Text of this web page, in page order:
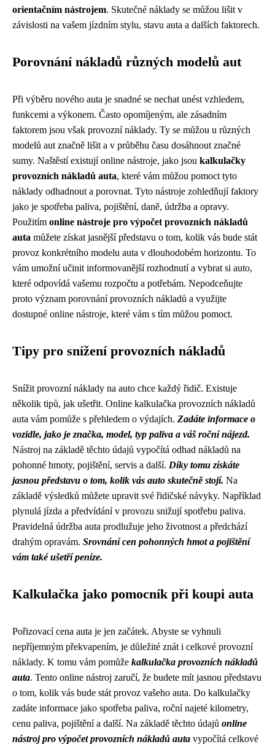
orientačním nástrojem. Skutečné náklady se můžou lišit v
závislosti na vašem jízdním stylu, stavu auta a dalších faktorech.
Porovnání nákladů různých modelů aut
Při výběru nového auta je snadné se nechat unést vzhledem,
funkcemi a výkonem. Často opomíjeným, ale zásadním
faktorem jsou však provozní náklady. Ty se můžou u různých
modelů aut značně lišit a v průběhu času dosáhnout značné
sumy. Naštěstí existují online nástroje, jako jsou kalkulačky
provozních nákladů auta, které vám můžou pomoct tyto
náklady odhadnout a porovnat. Tyto nástroje zohledňují faktory
jako je spotřeba paliva, pojištění, daně, údržba a opravy.
Použitím online nástroje pro výpočet provozních nákladů
auta můžete získat jasnější představu o tom, kolik vás bude stát
provoz konkrétního modelu auta v dlouhodobém horizontu. To
vám umožní učinit informovanější rozhodnutí a vybrat si auto,
které odpovídá vašemu rozpočtu a potřebám. Nepodceňujte
proto význam porovnání provozních nákladů a využijte
dostupné online nástroje, které vám s tím můžou pomoct.
Tipy pro snížení provozních nákladů
Snížit provozní náklady na auto chce každý řidič. Existuje
několik tipů, jak ušetřit. Online kalkulačka provozních nákladů
auta vám pomůže s přehledem o výdajích. Zadáte informace o
vozidle, jako je značka, model, typ paliva a váš roční nájezd.
Nástroj na základě těchto údajů vypočítá odhad nákladů na
pohonné hmoty, pojištění, servis a další. Díky tomu získáte
jasnou představu o tom, kolik vás auto skutečně stojí. Na
základě výsledků můžete upravit své řidičské návyky. Například
plynulá jízda a předvídání v provozu snižují spotřebu paliva.
Pravidelná údržba auta prodlužuje jeho životnost a předchází
drahým opravám. Srovnání cen pohonných hmot a pojištění
vám také ušetří peníze.
Kalkulačka jako pomocník při koupi auta
Pořizovací cena auta je jen začátek. Abyste se vyhnuli
nepříjemným překvapením, je důležité znát i celkové provozní
náklady. K tomu vám pomůže kalkulačka provozních nákladů
auta. Tento online nástroj zaručí, že budete mít jasnou představu
o tom, kolik vás bude stát provoz vašeho auta. Do kalkulačky
zadáte informace jako spotřeba paliva, roční najeté kilometry,
cenu paliva, pojištění a další. Na základě těchto údajů online
nástroj pro výpočet provozních nákladů auta vypočítá celkové